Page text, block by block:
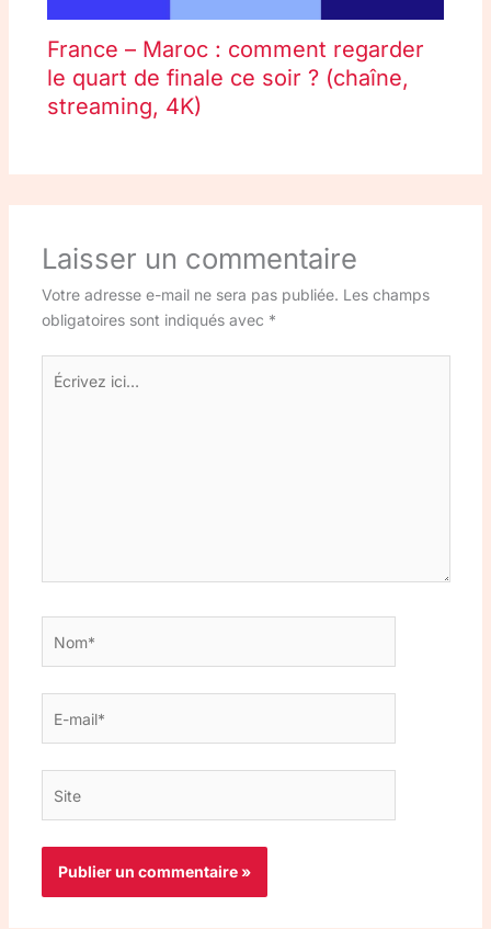
France – Maroc : comment regarder
le quart de finale ce soir ? (chaîne,
streaming, 4K)
Laisser un commentaire
Votre adresse e-mail ne sera pas publiée. Les champs
obligatoires sont indiqués avec *
ici…
mail*